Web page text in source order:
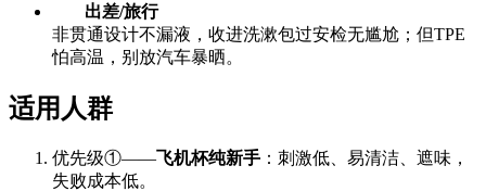
出差/旅行
非贯通设计不漏液，收进洗漱包过安检无尴尬；但TPE
怕高温，别放汽车暴晒。
适用人群
优先级①——飞机杯纯新手 ：刺激低、易清洁、遮味，
失败成本低。